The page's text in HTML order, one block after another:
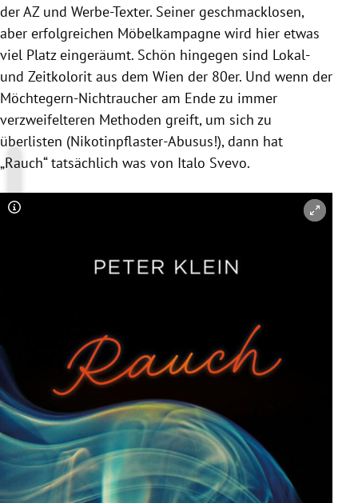
der AZ und Werbe-Texter. Seiner geschmacklosen,
aber erfolgreichen Möbelkampagne wird hier etwas
viel Platz eingeräumt. Schön hingegen sind Lokal-
und Zeitkolorit aus dem Wien der 80er. Und wenn der
Möchtegern-Nichtraucher am Ende zu immer
verzweifelteren Methoden greift, um sich zu
überlisten (Nikotinpflaster-Abusus!), dann hat
„Rauch“ tatsächlich was von Italo Svevo.
Copyright-Hinweis öffnen/schließen